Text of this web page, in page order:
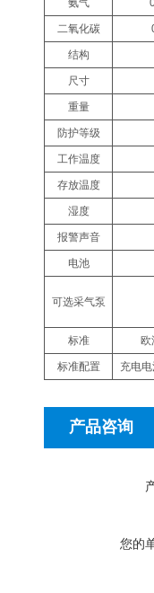
氨气
二氧化碳
结构
尺寸
重量
防护等级
工作温度
存放温度
湿度
报警声音
电池
可选采气泵
标准
标准配置 充电
产品咨询
您的